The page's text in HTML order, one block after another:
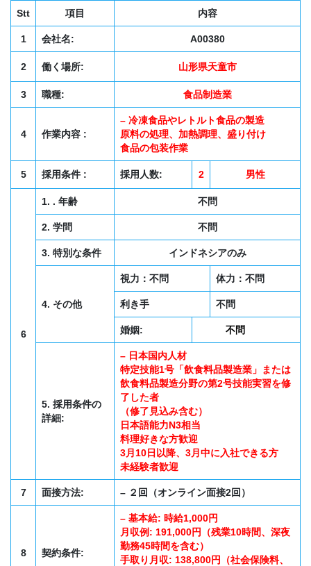
Stt 項目 内容
1 会社名: A00380
2 働く場所: 山形県天童市
3 職種: 食品制造業
4 作業内容 :
– 冷凍食品やレトルト食品の製造
原料の処理、加熱調理、盛り付け
食品の包装作業
5 採用条件 : 採用人数: 2 男性
6
1. . 年齢 不問
2. 学問 不問
3. 特別な条件 インドネシアのみ
4. その他
視力：不問 体力：不問
利き手 不問
婚姻: 不問
5. 採用条件の
詳細:
– 日本国内人材
特定技能1号「飲食料品製造業」または
飲食料品製造分野の第2号技能実習を修
了した者
（修了見込み含む）
日本語能力N3相当
料理好きな方歓迎
3月10日以降、3月中に入社できる方
未経験者歓迎
7 面接方法: – ２回（オンライン面接2回）
8 契約条件:
– 基本給: 時給1,000円
月収例: 191,000円（残業10時間、深夜
勤務45時間を含む）
手取り月収: 138,800円（社会保険料、